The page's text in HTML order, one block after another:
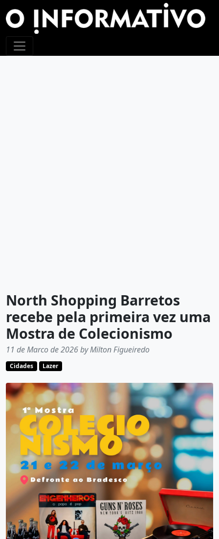
North Shopping Barretos
recebe pela primeira vez uma
Mostra de Colecionismo
11 de Marco de 2026 by Milton Figueiredo
Cidades Lazer